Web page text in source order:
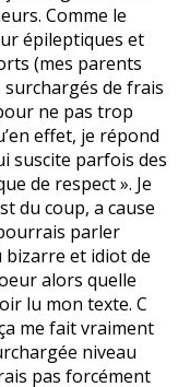
Comme le
épileptiques et
(mes parents
de frais
ne pas trop
effet, je répond
suscite parfois des
de respect ». Je
du coup, a cause
parler
et idiot de
alors quelle
lu mon texte. C
me fait vraiment
niveau
pas forcément